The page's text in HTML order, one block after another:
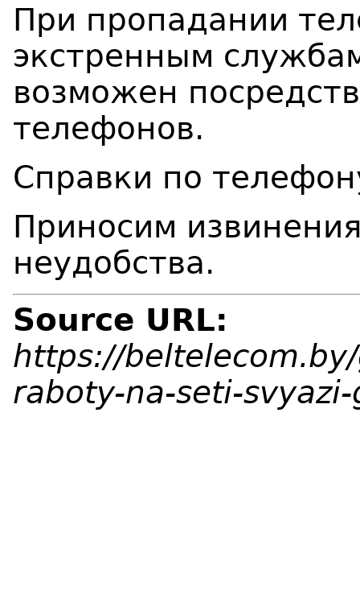
При пропадании
экстренным
возможен
телефонов.
Справки по
Приносим
неудобства.
Source URL:
https://
raboty-na-seti-